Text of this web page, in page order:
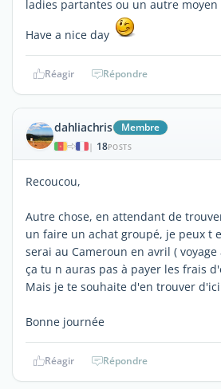
ladies partantes ou un autre
Have a nice day
Réagir Répondre
dahliachris Membre
| 18POSTS
Recoucou,
Autre chose, en attendant de
un faire un achat groupé, je peux t
serai au Cameroun en avril (
ça tu n auras pas à payer les frais
Mais je te souhaite d'en trouver
Bonne journée
Réagir Répondre